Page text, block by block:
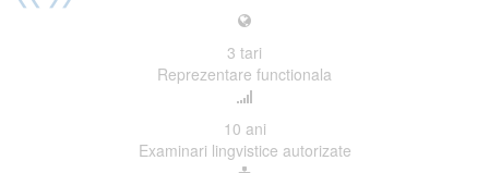
3 tari
Reprezentare functionala
10 ani
Examinari lingvistice autorizate